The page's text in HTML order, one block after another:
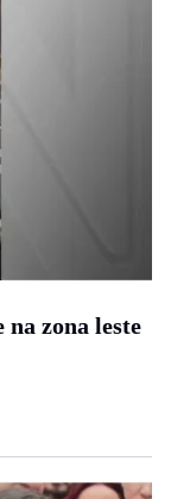
zona leste